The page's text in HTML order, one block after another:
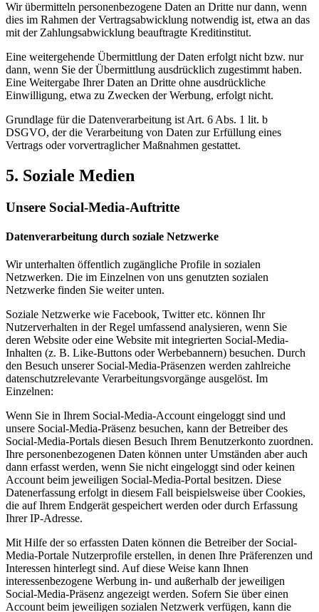
Wir übermitteln personenbezogene Daten an Dritte nur dann, wenn
dies im Rahmen der Vertragsabwicklung notwendig ist, etwa an das
mit der Zahlungsabwicklung beauftragte Kreditinstitut.
Eine weitergehende Übermittlung der Daten erfolgt nicht bzw. nur
dann, wenn Sie der Übermittlung ausdrücklich zugestimmt haben.
Eine Weitergabe Ihrer Daten an Dritte ohne ausdrückliche
Einwilligung, etwa zu Zwecken der Werbung, erfolgt nicht.
Grundlage für die Datenverarbeitung ist Art. 6 Abs. 1 lit. b
DSGVO, der die Verarbeitung von Daten zur Erfüllung eines
Vertrags oder vorvertraglicher Maßnahmen gestattet.
5. Soziale Medien
Unsere Social-Media-Auftritte
Datenverarbeitung durch soziale Netzwerke
Wir unterhalten öffentlich zugängliche Profile in sozialen
Netzwerken. Die im Einzelnen von uns genutzten sozialen
Netzwerke finden Sie weiter unten.
Soziale Netzwerke wie Facebook, Twitter etc. können Ihr
Nutzerverhalten in der Regel umfassend analysieren, wenn Sie
deren Website oder eine Website mit integrierten Social-Media-
Inhalten (z. B. Like-Buttons oder Werbebannern) besuchen. Durch
den Besuch unserer Social-Media-Präsenzen werden zahlreiche
datenschutzrelevante Verarbeitungsvorgänge ausgelöst. Im
Einzelnen:
Wenn Sie in Ihrem Social-Media-Account eingeloggt sind und
unsere Social-Media-Präsenz besuchen, kann der Betreiber des
Social-Media-Portals diesen Besuch Ihrem Benutzerkonto zuordnen.
Ihre personenbezogenen Daten können unter Umständen aber auch
dann erfasst werden, wenn Sie nicht eingeloggt sind oder keinen
Account beim jeweiligen Social-Media-Portal besitzen. Diese
Datenerfassung erfolgt in diesem Fall beispielsweise über Cookies,
die auf Ihrem Endgerät gespeichert werden oder durch Erfassung
Ihrer IP-Adresse.
Mit Hilfe der so erfassten Daten können die Betreiber der Social-
Media-Portale Nutzerprofile erstellen, in denen Ihre Präferenzen und
Interessen hinterlegt sind. Auf diese Weise kann Ihnen
interessenbezogene Werbung in- und außerhalb der jeweiligen
Social-Media-Präsenz angezeigt werden. Sofern Sie über einen
Account beim jeweiligen sozialen Netzwerk verfügen, kann die